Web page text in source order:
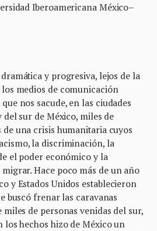
Iberoamericana México–
y progresiva, lejos de la
medios de comunicación
nos sacude, en las ciudades
sur de México, miles de
una crisis humanitaria cuyos
la discriminación, la
el poder económico y la
Hace poco más de un año
y Estados Unidos establecieron
buscó frenar las caravanas
de personas venidas del sur,
los hechos hizo de México un